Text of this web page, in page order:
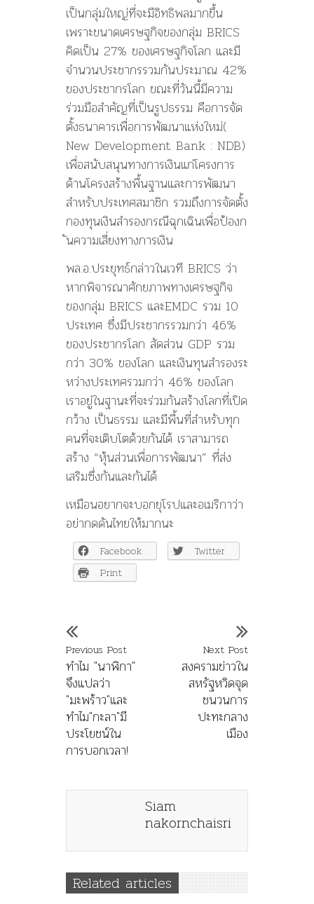
เป็นกลุ่มใหญ่ที่จะมีอิทธิพลมากขึ้น
เพราะขนาดเศรษฐกิจของกลุ่ม BRICS
คิดเป็น 27% ของเศรษฐกิจโลก และมี
จำนวนประชากรรวมกันประมาณ 42%
ของประชากรโลก ขณะที่วันนี้มีความ
ร่วมมือสำคัญที่เป็นรูปธรรม คือการจัด
ตั้งธนาคารเพื่อการพัฒนาแห่งใหม่(
New Development Bank : NDB)
เพื่อสนับสนุนทางการเงินแก่โครงการ
ด้านโครงสร้างพื้นฐานและการพัฒนา
สำหรับประเทศสมาชิก รวมถึงการจัดตั้ง
กองทุนเงินสำรองกรณีฉุกเฉินเพื่อป้องก
ันความเสี่ยงทางการเงิน
พล.อ.ประยุทธ์กล่าวในเวที BRICS ว่า
หากพิจารณาศักยภาพทางเศรษฐกิจ
ของกลุ่ม BRICS และEMDC รวม 10
ประเทศ ซึ่งมีประชากรรวมกว่า 46%
ของประชากรโลก สัดส่วน GDP รวม
กว่า 30% ของโลก และเงินทุนสำรองระ
หว่างประเทศรวมกว่า 46% ของโลก
เราอยู่ในฐานะที่จะร่วมกันสร้างโลกที่เปิด
กว้าง เป็นธรรม และมีพื้นที่สำหรับทุก
คนที่จะเติบโตด้วยกันได้ เราสามารถ
สร้าง “หุ้นส่วนเพื่อการพัฒนา” ที่ส่ง
เสริมซึ่งกันและกันได
เหมือนอยากจะบอกยุโรปและอเมริกาว่า
อย่ากดดันไทยให้มากนะ
Facebook
Twitter
Print
Previous Post
ทำไม "นาฬิกา"
จึงแปลว่า
"มะพร้าว"และ
ทำไม"กะลา"มี
ประโยชน์ใน
การบอกเวลา!
Next Post
สงครามข่าวใน
สหรัฐหวิดจุด
ชนวนการ
ปะทะกลาง
เมือง
Siam
nakornchaisri
Related articles